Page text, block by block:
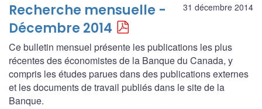
31 décembre 2014
Recherche mensuelle -
Décembre 2014
Ce bulletin mensuel présente les publications les plus
récentes des économistes de la Banque du Canada, y
compris les études parues dans des publications externes
et les documents de travail publiés dans le site de la
Banque.